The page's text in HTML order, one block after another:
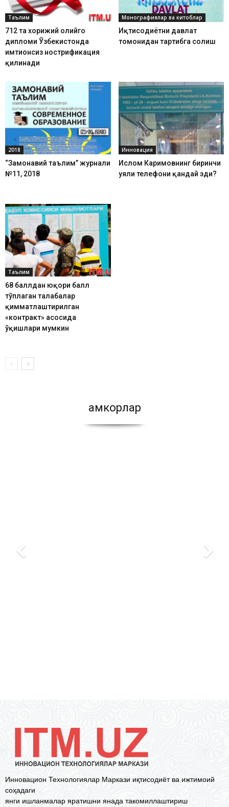
Таълим
712 та хорижий олийгоҳ
дипломи Ўзбекистонда
имтиҳонсиз нострификация
қилинади
Монографиялар ва китоблар
Иқтисодиётни давлат
томонидан тартибга солиш
2018
“Замонавий таълим” журнали
№11, 2018
Инновация
Ислом Каримовнинг биринчи
уяли телефони қандай эди?
Таълим
68 баллдан юқори балл
тўплаган талабалар
қимматлаштирилган
«контракт» асосида
ўқишлари мумкин
Ҳамкорлар